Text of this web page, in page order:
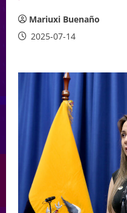
Mariuxi Buenaño
2025-07-14